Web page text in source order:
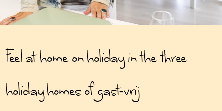
Feel at home on holiday in the three
holiday homes of gast-vrij